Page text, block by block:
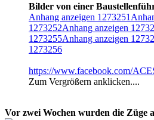
Bilder von einer
Anhang anzeigen 1273251
1273252Anhang anzeigen
1273255Anhang anzeigen
1273256
https://www.facebook.com/
Zum Vergrößern anklicken....
Vor zwei Wochen wurden die Züge